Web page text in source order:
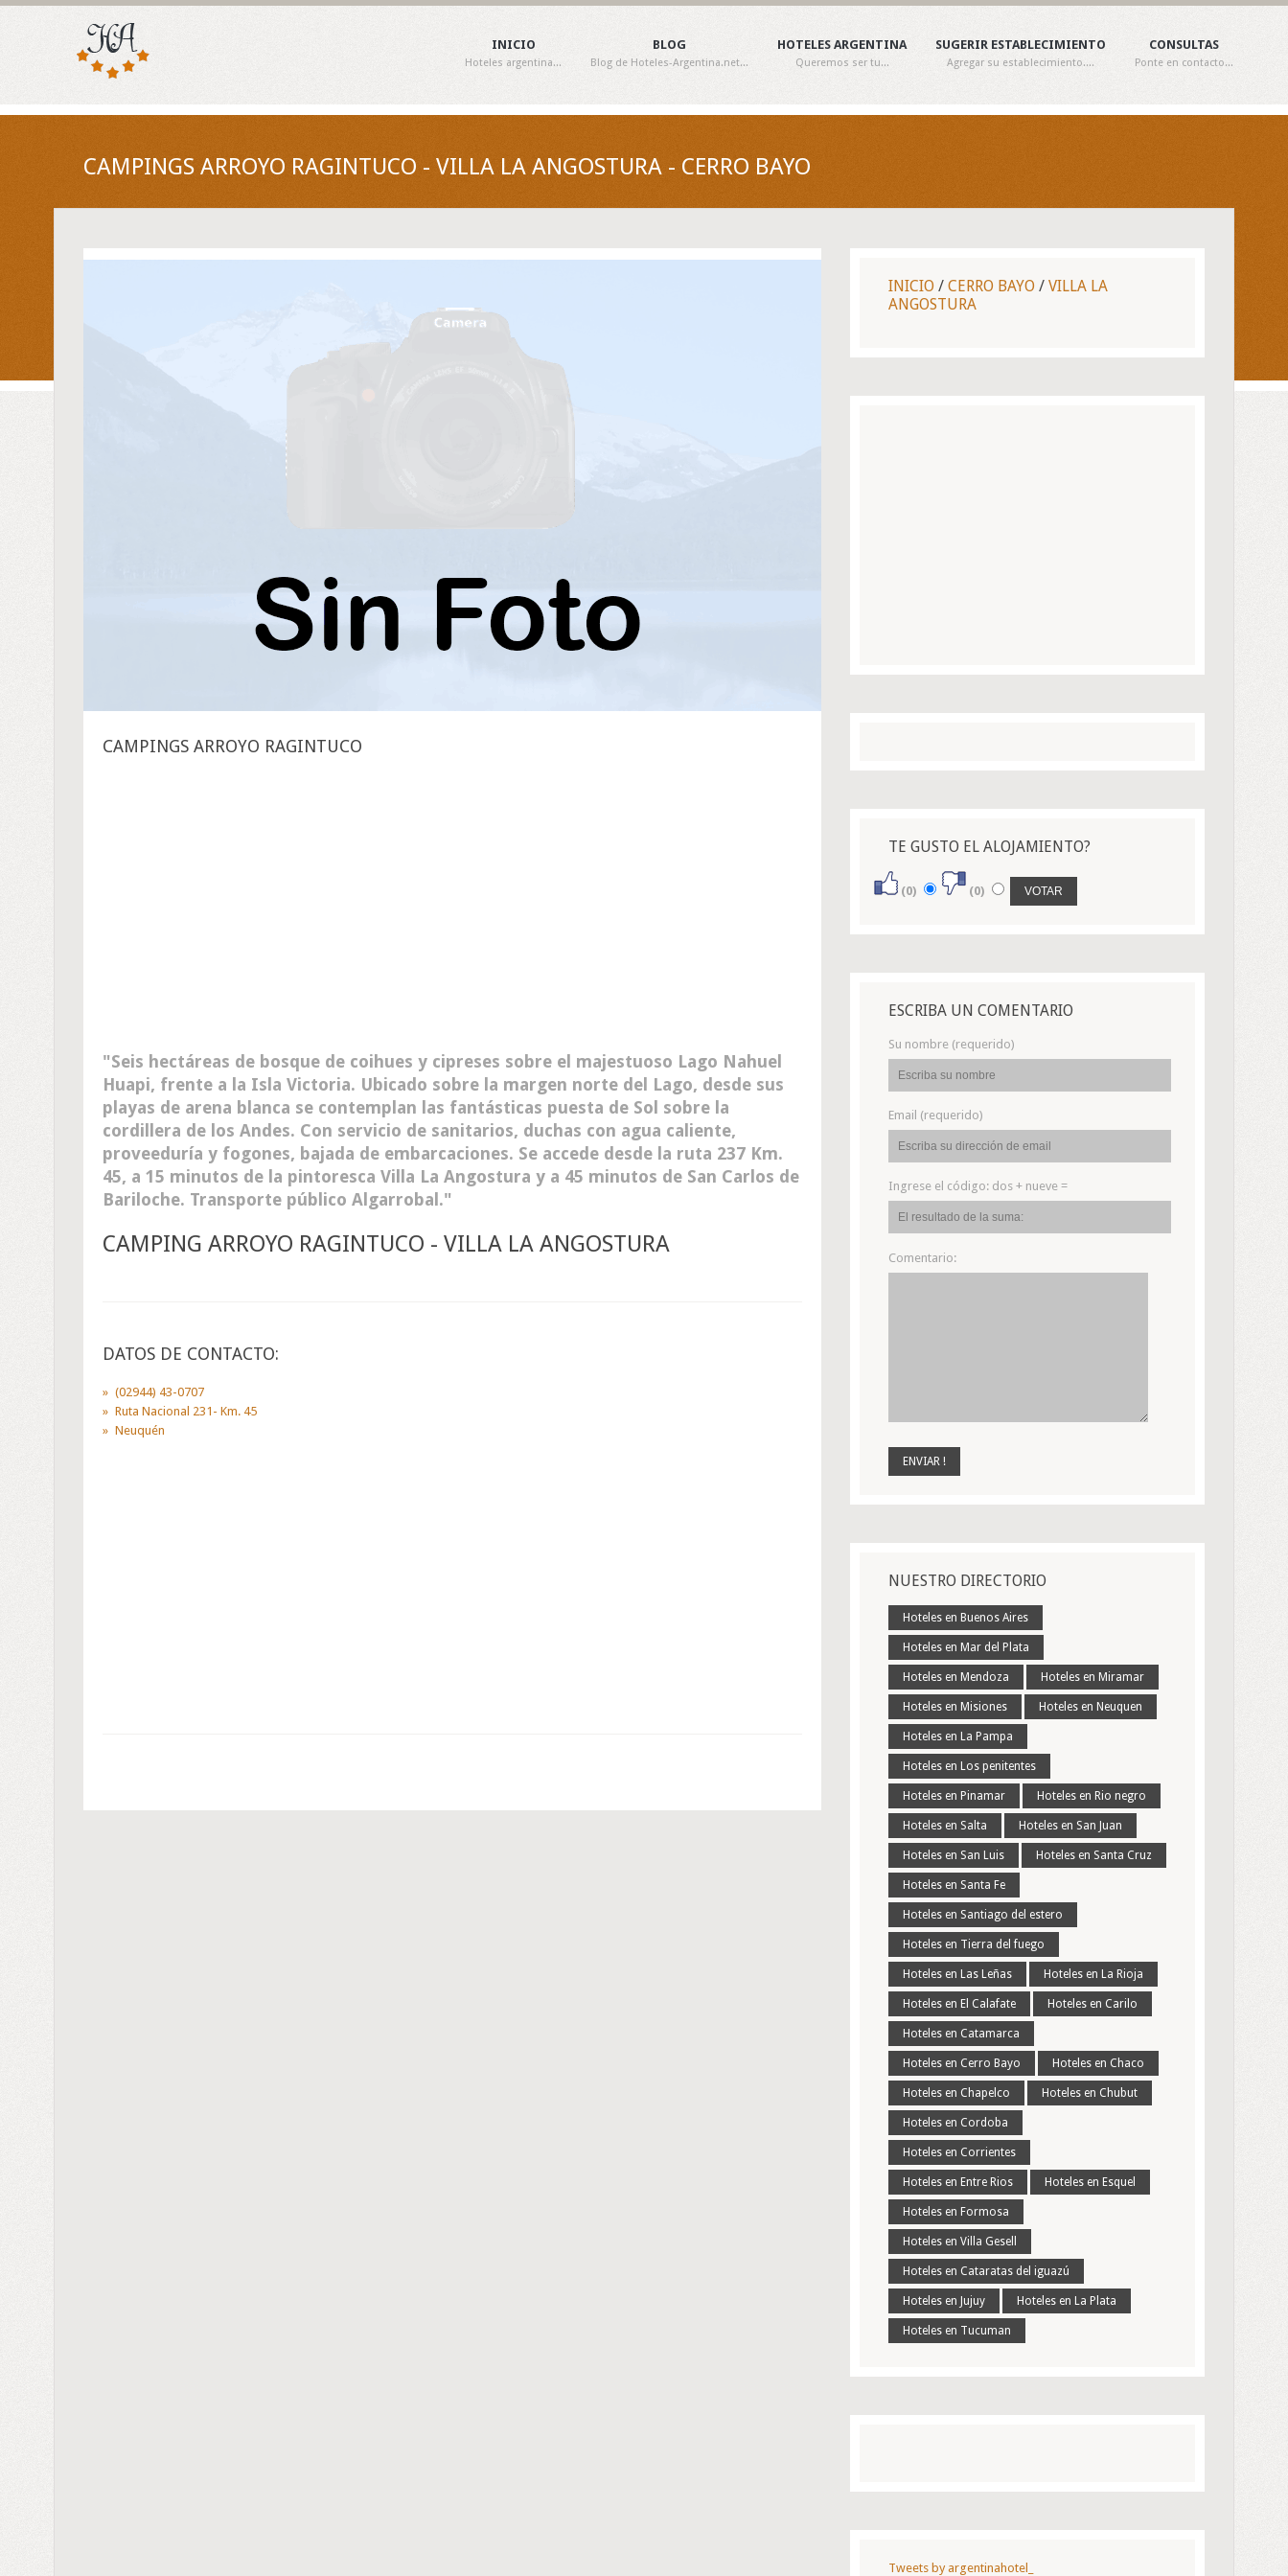
INICIO
Hoteles argentina...
BLOG
Blog de Hoteles-Argentina.net...
HOTELES ARGENTINA
Queremos ser tu...
SUGERIR ESTABLECIMIENTO
Agregar su establecimiento....
CONSULTAS
Ponte en contacto...
CAMPINGS ARROYO RAGINTUCO - VILLA LA ANGOSTURA - CERRO BAYO
CAMPINGS ARROYO RAGINTUCO
Seis hectáreas de bosque de coihues y cipreses sobre el majestuoso Lago Nahuel
Huapi, frente a la Isla Victoria. Ubicado sobre la margen norte del Lago, desde sus
playas de arena blanca se contemplan las fantásticas puesta de Sol sobre la
cordillera de los Andes. Con servicio de sanitarios, duchas con agua caliente,
proveeduría y fogones, bajada de embarcaciones. Se accede desde la ruta 237 Km.
45, a 15 minutos de la pintoresca Villa La Angostura y a 45 minutos de San Carlos de
Bariloche. Transporte público Algarrobal.
CAMPING ARROYO RAGINTUCO - VILLA LA ANGOSTURA
DATOS DE CONTACTO:
(02944) 43-0707
Ruta Nacional 231- Km. 45
Neuquén
INICIO / CERRO BAYO / VILLA LA
ANGOSTURA
TE GUSTO EL ALOJAMIENTO?
(0) (0)
ESCRIBA UN COMENTARIO
Su nombre (requerido)
Email (requerido)
Ingrese el código: dos + nueve =
Comentario:
NUESTRO DIRECTORIO
Hoteles en Buenos Aires
Hoteles en Mar del Plata
Hoteles en Mendoza Hoteles en Miramar
Hoteles en Misiones Hoteles en Neuquen
Hoteles en La Pampa
Hoteles en Los penitentes
Hoteles en Pinamar Hoteles en Rio negro
Hoteles en Salta Hoteles en San Juan
Hoteles en San Luis Hoteles en Santa Cruz
Hoteles en Santa Fe
Hoteles en Santiago del estero
Hoteles en Tierra del fuego
Hoteles en Las Leñas Hoteles en La Rioja
Hoteles en El Calafate Hoteles en Carilo
Hoteles en Catamarca
Hoteles en Cerro Bayo Hoteles en Chaco
Hoteles en Chapelco Hoteles en Chubut
Hoteles en Cordoba
Hoteles en Corrientes
Hoteles en Entre Rios Hoteles en Esquel
Hoteles en Formosa
Hoteles en Villa Gesell
Hoteles en Cataratas del iguazú
Hoteles en Jujuy Hoteles en La Plata
Hoteles en Tucuman
Tweets by argentinahotel_